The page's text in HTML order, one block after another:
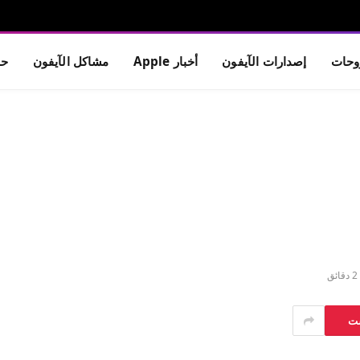
إصدارات الآيفون أخبار Apple مشاكل الآيفون
2 دقائق